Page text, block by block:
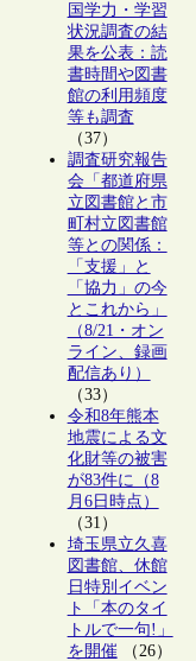
国学力・学習
状況調査の結
果を公表：読
書時間や図書
館の利用頻度
等も調査
（37）
調査研究報告
会「都道府県
立図書館と市
町村立図書館
等との関係：
「支援」と
「協力」の今
とこれから」
（8/21・オン
ライン、録画
配信あり）
（33）
令和8年熊本
地震による文
化財等の被害
が83件に（8
月6日時点）
（31）
埼玉県立久喜
図書館、休館
日特別イベン
ト「本のタイ
トルで一句!」
を開催（26）